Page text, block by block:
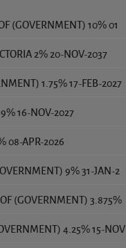
(GOVERNMENT) 10% 01
2% 20-NOV-2037
1.75% 17-FEB-2027
16-NOV-2027
08-APR-2026
9% 31-JAN-2
(GOVERNMENT) 3.875%
4.25% 15-NOV